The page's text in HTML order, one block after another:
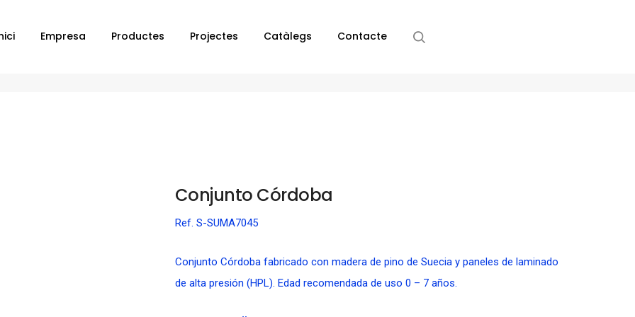
Empresa Productes Projectes Catàlegs Contacte
Conjunto Córdoba
Conjunto Córdoba
Ref. S-SUMA7045
Conjunto Córdoba fabricado con madera de pino de Suecia y paneles de laminado
de alta presión (HPL). Edad recomendada de uso 0 – 7 años.